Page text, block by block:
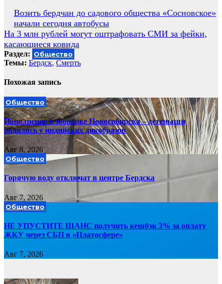
Навигация
по
записям
Возить бердчан до садового общества «Сосновское»
начали сегодня автобусы
На 3 млн рублей могут оштрафовать СМИ за фейки,
касающиеся ковида
Раздел: Общество
Темы: Бердск, Смерть
Похожая запись
Общество
Пополнение в зоопарке Новосибирска – детеныши
родились у индийских дикобразов
Авг 8, 2026
Общество
Горячую воду отключат в центре Бердска
Авг 7, 2026
Общество
НЕ УПУСТИТЕ ШАНС получить кешбэк 3% за оплату
ЖКУ через СБП в «Платосфере»
Авг 7, 2026